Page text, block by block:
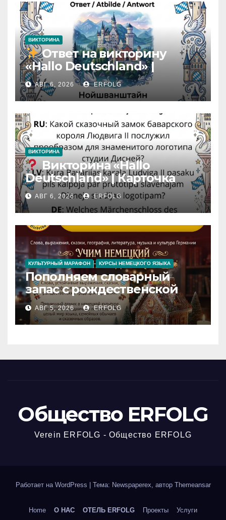
ВИКТОРИНА
Ответ на викторину
«Hallo Deutschland» |
Карточка №46
АВГ 6, 2026 ERFOLG
ВИКТОРИНА
Викторина «Hallo
Deutschland» | Карточка
№46
Замок вдохновения
Iedvesmas pils / Schloss der
Inspiration
АВГ 6, 2026 ERFOLG
КУЛЬТУРНЫЙ МАРАФОН КУРСЫ НЕМЕЦКОГО ЯЗЫКА
Пополняем словарный
запас с рождественской
сказкой! Учим немецкий
вместе с Lebkuchenhaus
АВГ 5, 2026 ERFOLG
Общество ERFOLG
Verein ERFOLG - Общество ERFOLG
Работает на WordPress Тема: Newspaperex, автор Themeansar
Home О НАС ОТЕЛЬ ERFOLG Проекты Услуги